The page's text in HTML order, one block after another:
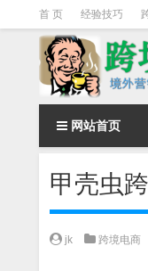
首 页 经验技巧
Facebook营销
instagram营销
网站首页
甲壳虫
jk 跨境电商